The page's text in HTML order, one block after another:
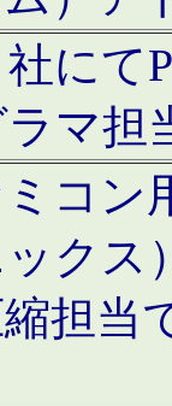
にて
マ担
コン
クス
担当